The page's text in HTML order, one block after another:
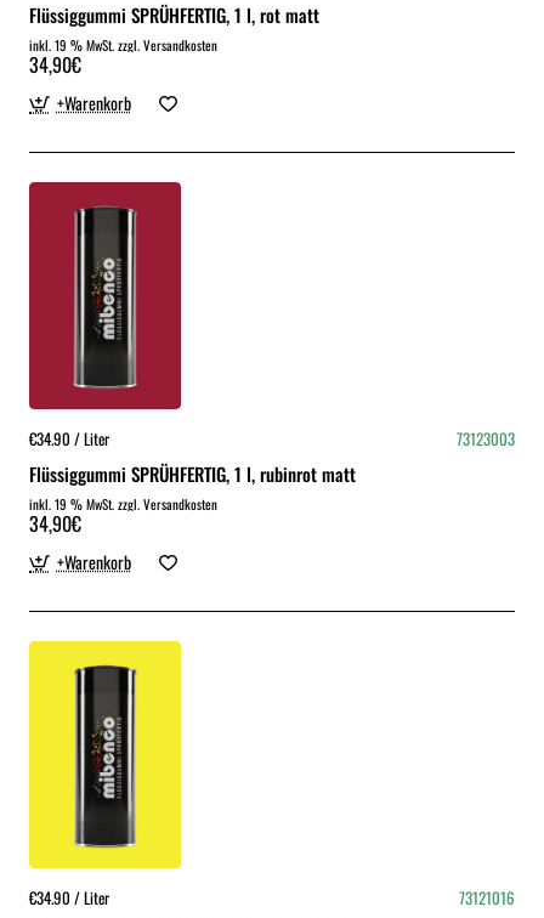
Flüssiggummi SPRÜHFERTIG, 1 l, rot matt
inkl. 19 % MwSt. zzgl. Versandkosten
34,90€
+Warenkorb
€34.90 / Liter 73123003
Flüssiggummi SPRÜHFERTIG, 1 l, rubinrot matt
inkl. 19 % MwSt. zzgl. Versandkosten
34,90€
+Warenkorb
€34.90 / Liter 73121016